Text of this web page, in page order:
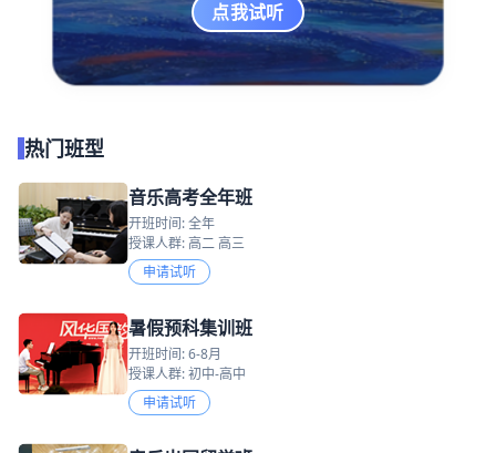
点我试听
热门班型
音乐高考全年班
开班时间: 全年
授课人群: 高二 高三
申请试听
暑假预科集训班
开班时间: 6-8月
授课人群: 初中-高中
申请试听